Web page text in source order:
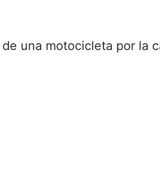
una motocicleta por la